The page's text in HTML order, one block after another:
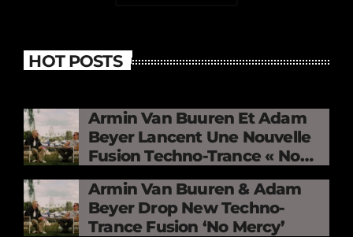
HOT POSTS
Armin Van Buuren Et Adam
Beyer Lancent Une Nouvelle
Fusion Techno-Trance « No
Mercy »
Armin Van Buuren & Adam
Beyer Drop New Techno-
Trance Fusion ‘No Mercy’